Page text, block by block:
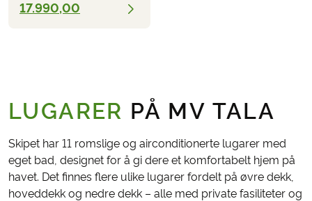
17.990,00
LUGARER PÅ MV TALA
Skipet har 11 romslige og airconditionerte lugarer med
eget bad, designet for å gi dere et komfortabelt hjem på
havet. Det finnes flere ulike lugarer fordelt på øvre dekk,
hoveddekk og nedre dekk – alle med private fasiliteter og